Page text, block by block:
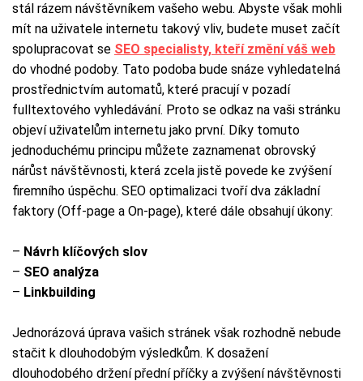
stál rázem návštěvníkem vašeho webu. Abyste však mohli
mít na uživatele internetu takový vliv, budete muset začít
spolupracovat se SEO specialisty, kteří změní váš web
do vhodné podoby. Tato podoba bude snáze vyhledatelná
prostřednictvím automatů, které pracují v pozadí
fulltextového vyhledávání. Proto se odkaz na vaši stránku
objeví uživatelům internetu jako první. Díky tomuto
jednoduchému principu můžete zaznamenat obrovský
nárůst návštěvnosti, která zcela jistě povede ke zvýšení
firemního úspěchu. SEO optimalizaci tvoří dva základní
faktory (Off-page a On-page), které dále obsahují úkony:
– Návrh klíčových slov
– SEO analýza
– Linkbuilding
Jednorázová úprava vašich stránek však rozhodně nebude
stačit k dlouhodobým výsledkům. K dosažení
dlouhodobého držení přední příčky a zvýšení návštěvnosti